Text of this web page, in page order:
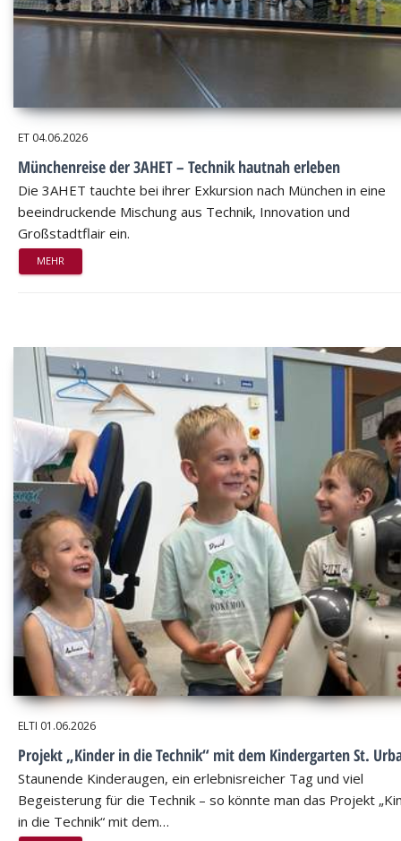
ET 04.06.2026
Münchenreise der 3AHET – Technik hautnah erleben
Die 3AHET tauchte bei ihrer Exkursion nach München in eine
beeindruckende Mischung aus Technik, Innovation und
Großstadtflair ein.
MEHR
ELTI 01.06.2026
Projekt „Kinder in die Technik“ mit dem Kindergarten St.
Staunende Kinderaugen, ein erlebnisreicher Tag und viel
Begeisterung für die Technik – so könnte man das Projekt
in die Technik“ mit dem…